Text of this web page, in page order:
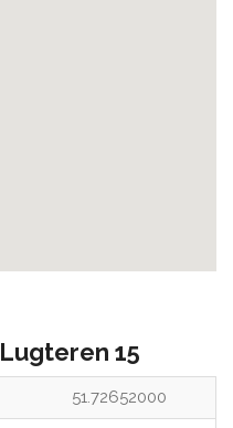
Lugteren 15
51.72652000